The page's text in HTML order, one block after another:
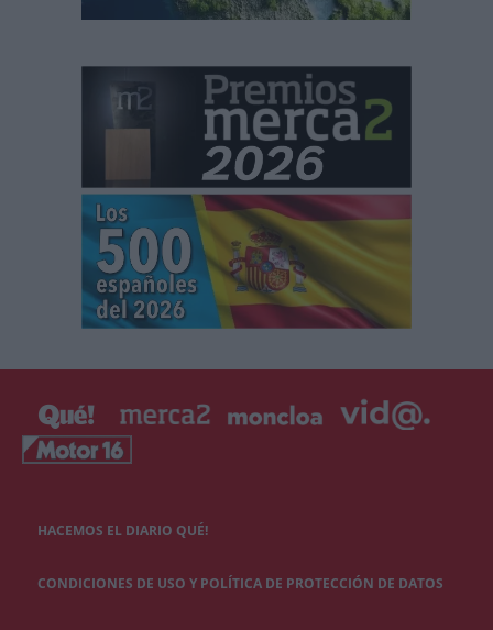
HACEMOS EL DIARIO QUÉ!
CONDICIONES DE USO Y POLÍTICA DE PROTECCIÓN DE DATOS